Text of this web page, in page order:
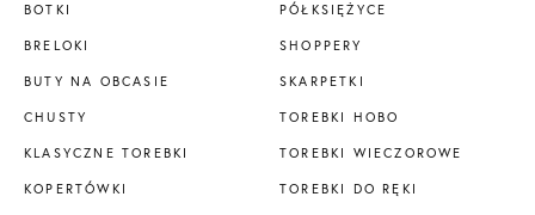
BOTKI
BRELOKI
BUTY NA OBCASIE
CHUSTY
KLASYCZNE TOREBKI
KOPERTÓWKI
PÓŁKSIĘŻYCE
SHOPPERY
SKARPETKI
TOREBKI HOBO
TOREBKI WIECZOROWE
TOREBKI DO RĘKI